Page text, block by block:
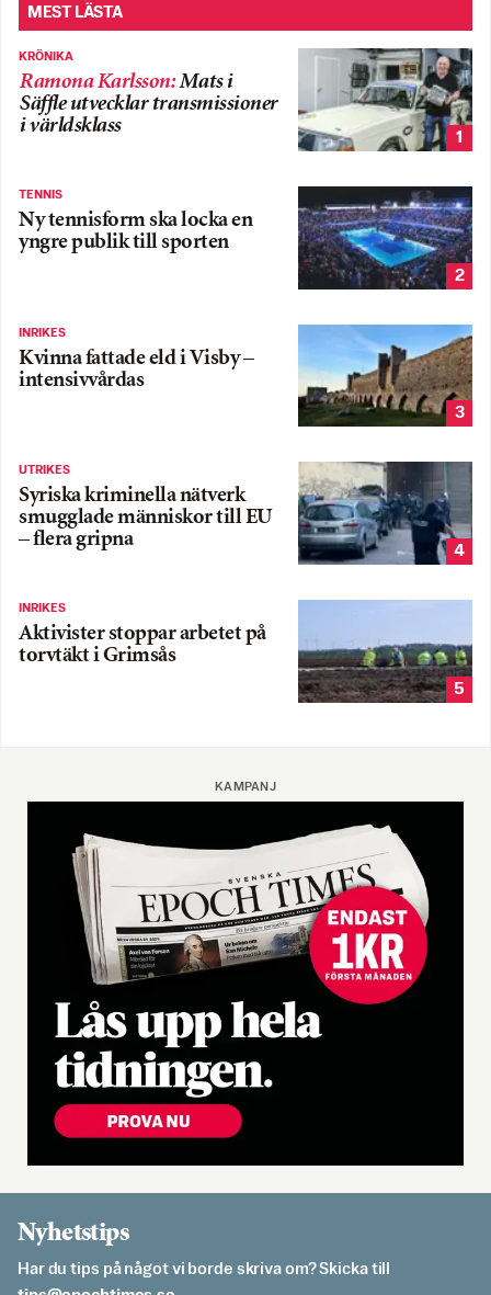
MEST LÄSTA
KRÖNIKA
Ramona Karlsson:Mats i
Säffle utvecklar transmissioner
i världsklass
1
TENNIS
Ny tennisform ska locka en
yngre publik till sporten
2
INRIKES
Kvinna fattade eld i Visby –
intensivvårdas
3
UTRIKES
Syriska kriminella nätverk
smugglade människor till EU
– flera gripna
4
INRIKES
Aktivister stoppar arbetet på
torvtäkt i Grimsås
5
KAMPANJ
Nyhetstips
Har du tips på något vi borde skriva om? Skicka till